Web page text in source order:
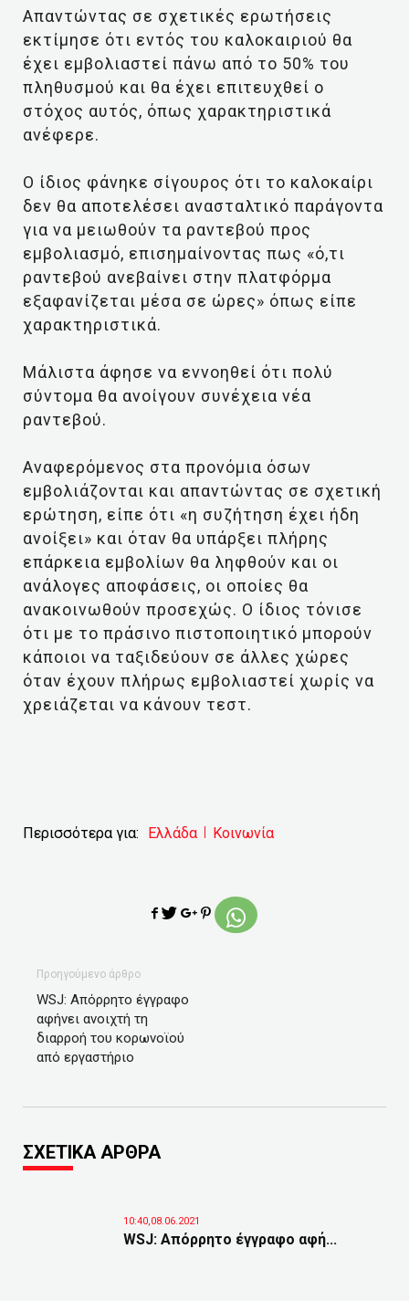
Απαντώντας σε σχετικές ερωτήσεις
εκτίμησε ότι εντός του καλοκαιριού θα
έχει εμβολιαστεί πάνω από το 50% του
πληθυσμού και θα έχει επιτευχθεί ο
στόχος αυτός, όπως χαρακτηριστικά
ανέφερε.
Ο ίδιος φάνηκε σίγουρος ότι το καλοκαίρι
δεν θα αποτελέσει ανασταλτικό παράγοντα
για να μειωθούν τα ραντεβού προς
εμβολιασμό, επισημαίνοντας πως «ό,τι
ραντεβού ανεβαίνει στην πλατφόρμα
εξαφανίζεται μέσα σε ώρες» όπως είπε
χαρακτηριστικά.
Μάλιστα άφησε να εννοηθεί ότι πολύ
σύντομα θα ανοίγουν συνέχεια νέα
ραντεβού.
Αναφερόμενος στα προνόμια όσων
εμβολιάζονται και απαντώντας σε σχετική
ερώτηση, είπε ότι «η συζήτηση έχει ήδη
ανοίξει» και όταν θα υπάρξει πλήρης
επάρκεια εμβολίων θα ληφθούν και οι
ανάλογες αποφάσεις, οι οποίες θα
ανακοινωθούν προσεχώς. Ο ίδιος τόνισε
ότι με το πράσινο πιστοποιητικό μπορούν
κάποιοι να ταξιδεύουν σε άλλες χώρες
όταν έχουν πλήρως εμβολιαστεί χωρίς να
χρειάζεται να κάνουν τεστ.
Περισσότερα για: Ελλάδα Κοινωνία
Προηγούμενο άρθρο
WSJ: Απόρρητο έγγραφο
αφήνει ανοιχτή τη
διαρροή του κορωνοϊού
από εργαστήριο
ΣΧΕΤΙΚΑ ΑΡΘΡΑ
10:40,08.06.2021
WSJ: Απόρρητο έγγραφο αφή...